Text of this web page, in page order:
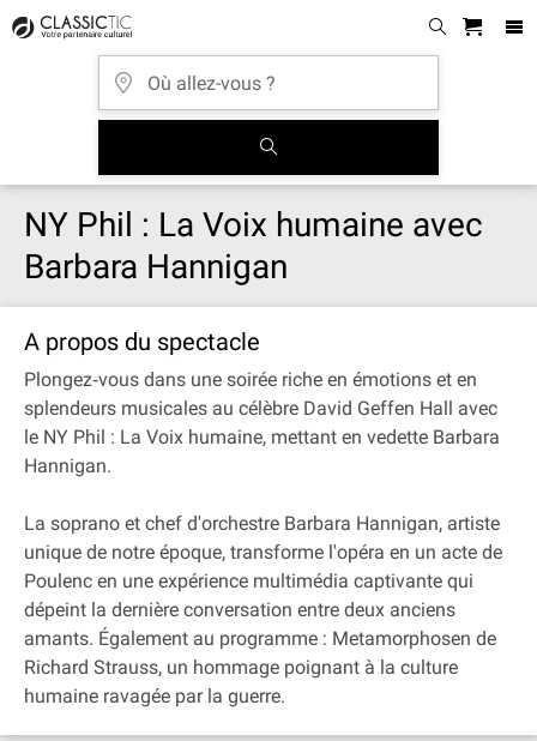
NY Phil : La Voix humaine avec
Barbara Hannigan
A propos du spectacle
Plongez‐vous dans une soirée riche en émotions et en
splendeurs musicales au célèbre David Geffen Hall avec
le NY Phil : La Voix humaine, mettant en vedette Barbara
Hannigan.
La soprano et chef d'orchestre Barbara Hannigan, artiste
unique de notre époque, transforme l'opéra en un acte de
Poulenc en une expérience multimédia captivante qui
dépeint la dernière conversation entre deux anciens
amants. Également au programme : Metamorphosen de
Richard Strauss, un hommage poignant à la culture
humaine ravagée par la guerre.